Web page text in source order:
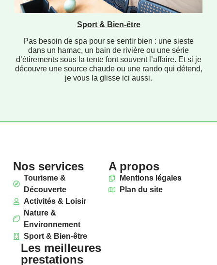
Sport & Bien-être
Pas besoin de spa pour se sentir bien : une sieste
dans un hamac, un bain de rivière ou une série
d’étirements sous la tente font souvent l’affaire. Et si je
découvre une source chaude ou une rando qui détend,
je vous la glisse ici aussi.
Nos services
Tourisme &
Découverte
Activités & Loisir
Nature &
Environnement
Sport & Bien-être
A propos
Mentions légales
Plan du site
Les meilleures
prestations